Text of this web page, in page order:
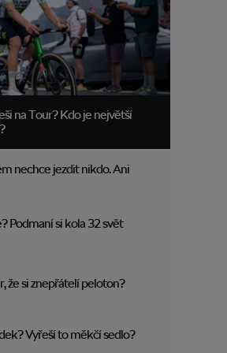
na Tour? Kdo je největší
nechce jezdit nikdo. Ani
Podmaní si kola 32 svět
že si znepřátelí peloton?
Vyřeší to měkčí sedlo?